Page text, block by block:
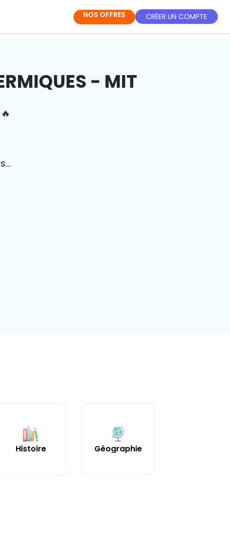
NOS OFFRES CRÉER UN COMPTE
- MIT
🔥
Histoire Géographie